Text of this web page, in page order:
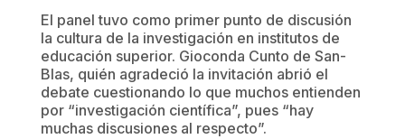
El panel tuvo como primer punto de discusión
la cultura de la investigación en institutos de
educación superior. Gioconda Cunto de San-
Blas, quién agradeció la invitación abrió el
debate cuestionando lo que muchos entienden
por “investigación científica”, pues “hay
muchas discusiones al respecto”.